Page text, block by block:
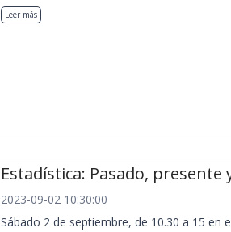
Leer más
Estadística: Pasado,
2023-09-02 10:30:00
Sábado 2 de septiembre, de 10.30 a 15 en